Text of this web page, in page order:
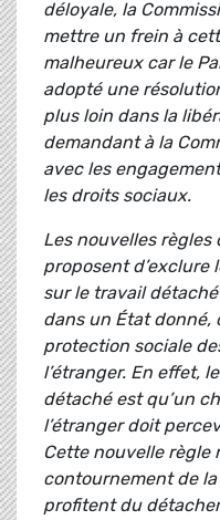
déloyale, la
mettre un frein à
malheureux car le
adopté une
plus loin dans la
demandant à la
avec les
les droits sociaux.
Les nouvelles
proposent d’exclure
sur le travail
dans un État donné,
protection sociale
l’étranger. En effet,
détaché est qu’un
l’étranger doit
Cette nouvelle règle
contournement de
profitent du